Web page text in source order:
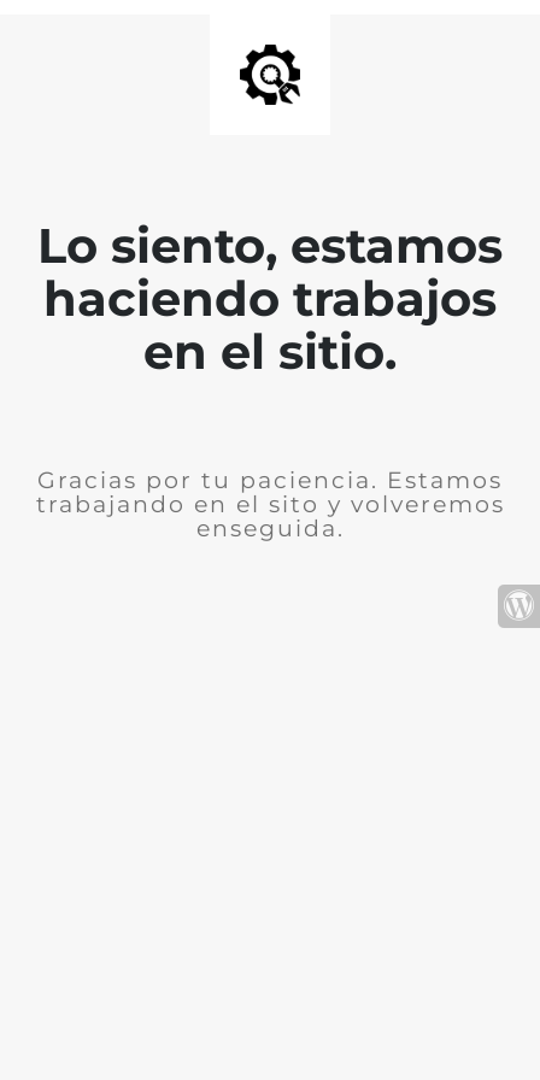
Lo siento, estamos
haciendo trabajos
en el sitio.
Gracias por tu paciencia. Estamos
trabajando en el sito y volveremos
enseguida.